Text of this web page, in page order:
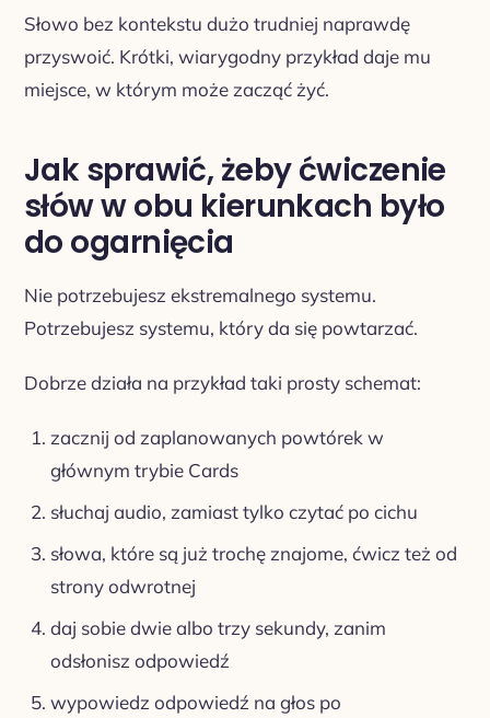
Słowo bez kontekstu dużo trudniej naprawdę
przyswoić. Krótki, wiarygodny przykład daje mu
miejsce, w którym może zacząć żyć.
Jak sprawić, żeby ćwiczenie
słów w obu kierunkach było
do ogarnięcia
Nie potrzebujesz ekstremalnego systemu.
Potrzebujesz systemu, który da się powtarzać.
Dobrze działa na przykład taki prosty schemat:
zacznij od zaplanowanych powtórek w
głównym trybie Cards
słuchaj audio, zamiast tylko czytać po cichu
słowa, które są już trochę znajome, ćwicz też od
strony odwrotnej
daj sobie dwie albo trzy sekundy, zanim
odsłonisz odpowiedź
wypowiedz odpowiedź na głos po